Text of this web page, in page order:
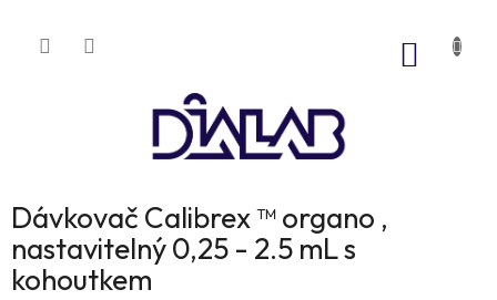
obsah
Dávkovač Calibrex ™ organo ,
nastavitelný 0,25 - 2.5 mL s
kohoutkem